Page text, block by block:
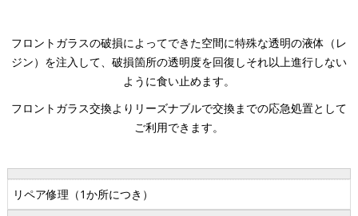
フロントガラスの破損によってできた空間に特殊な透明の液体（レ
ジン）を注入して、破損箇所の透明度を回復しそれ以上進行しない
ように食い止めます。
フロントガラス交換よりリーズナブルで交換までの応急処置として
ご利用できます。
リペア修理（1か所につき）